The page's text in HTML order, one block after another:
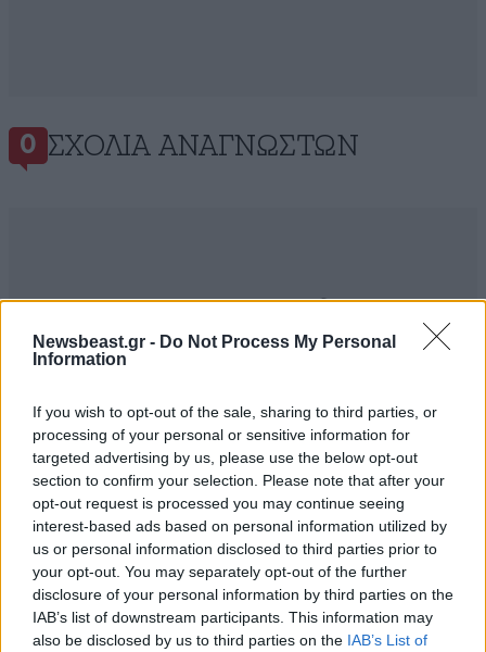
Newsbeast.gr - Do Not Process My Personal
Information
If you wish to opt-out of the sale, sharing to third parties, or
processing of your personal or sensitive information for
targeted advertising by us, please use the below opt-out
section to confirm your selection. Please note that after your
opt-out request is processed you may continue seeing
interest-based ads based on personal information utilized by
us or personal information disclosed to third parties prior to
your opt-out. You may separately opt-out of the further
disclosure of your personal information by third parties on the
IAB’s list of downstream participants. This information may
also be disclosed by us to third parties on the IAB’s List of
0 ΣΧΌΛΙΑ ΑΝΑΓΝΩΣΤΏΝ
Xαρακτήρες: 0/1000
Διαβάστε και ακολουθήστε τους κανόνες σχολιασμού